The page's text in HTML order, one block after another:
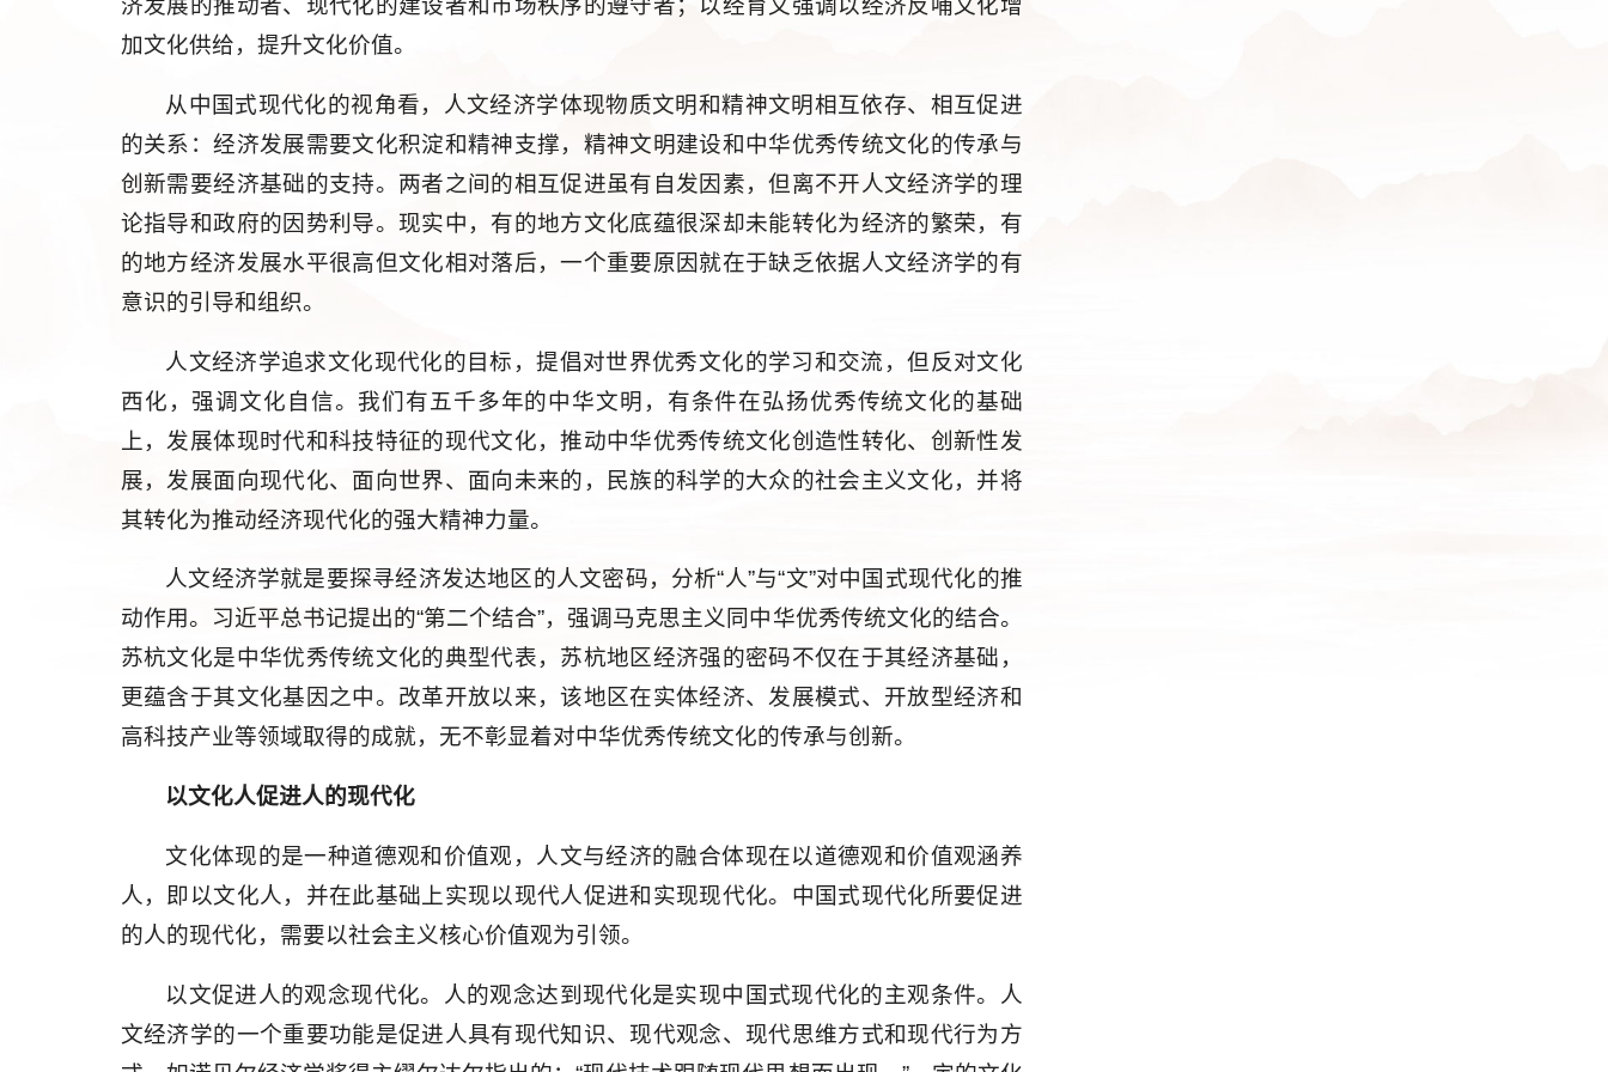
济发展的推动者、现代化的建设者和市场秩序的遵守者；以经育文强调以经济反哺文化增
加文化供给，提升文化价值。
从中国式现代化的视角看，人文经济学体现物质文明和精神文明相互依存、相互促进
的关系：经济发展需要文化积淀和精神支撑，精神文明建设和中华优秀传统文化的传承与
创新需要经济基础的支持。两者之间的相互促进虽有自发因素，但离不开人文经济学的理
论指导和政府的因势利导。现实中，有的地方文化底蕴很深却未能转化为经济的繁荣，有
的地方经济发展水平很高但文化相对落后，一个重要原因就在于缺乏依据人文经济学的有
意识的引导和组织。
人文经济学追求文化现代化的目标，提倡对世界优秀文化的学习和交流，但反对文化
西化，强调文化自信。我们有五千多年的中华文明，有条件在弘扬优秀传统文化的基础
上，发展体现时代和科技特征的现代文化，推动中华优秀传统文化创造性转化、创新性发
展，发展面向现代化、面向世界、面向未来的，民族的科学的大众的社会主义文化，并将
其转化为推动经济现代化的强大精神力量。
人文经济学就是要探寻经济发达地区的人文密码，分析“人”与“文”对中国式现代化的推
动作用。习近平总书记提出的“第二个结合”，强调马克思主义同中华优秀传统文化的结合。
苏杭文化是中华优秀传统文化的典型代表，苏杭地区经济强的密码不仅在于其经济基础，
更蕴含于其文化基因之中。改革开放以来，该地区在实体经济、发展模式、开放型经济和
高科技产业等领域取得的成就，无不彰显着对中华优秀传统文化的传承与创新。
以文化人促进人的现代化
文化体现的是一种道德观和价值观，人文与经济的融合体现在以道德观和价值观涵养
人，即以文化人，并在此基础上实现以现代人促进和实现现代化。中国式现代化所要促进
的人的现代化，需要以社会主义核心价值观为引领。
以文促进人的观念现代化。人的观念达到现代化是实现中国式现代化的主观条件。人
文经济学的一个重要功能是促进人具有现代知识、现代观念、现代思维方式和现代行为方